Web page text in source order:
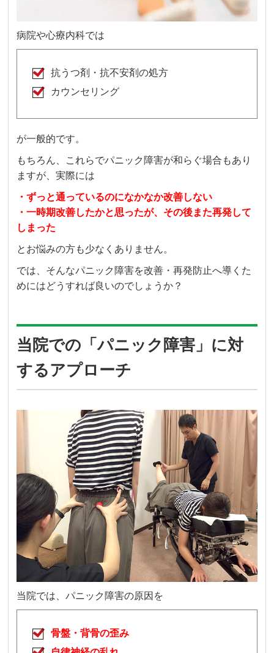
病院や心療内科では
抗うつ剤・抗不安剤の処方
カウンセリング
が一般的です。
もちろん、これらでパニック障害が和らぐ場合もあり
ますが、実際には
・ずっと通っているのになかなか改善しない
・一時期改善したかと思ったが、その後また再発して
しまった
とお悩みの方も少なくありません。
では、そんなパニック障害を改善・再発防止へ導くた
めにはどうすれば良いのでしょうか？
当院での「パニック障害」に対
するアプローチ
当院では、パニック障害の原因を
骨盤・背骨の歪み